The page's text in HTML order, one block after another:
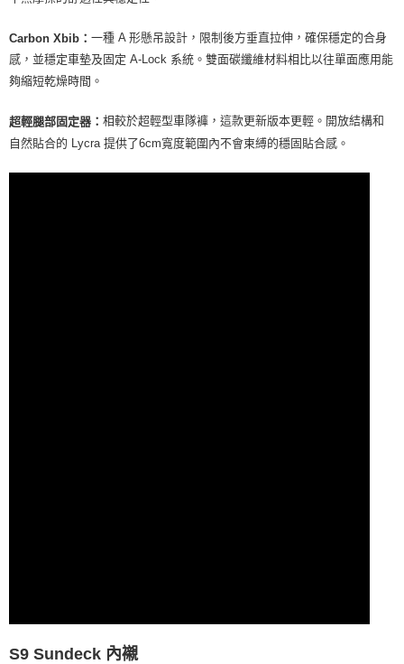
Carbon Xbib： 一種 A 形懸吊設計，限制後方垂直拉伸，確保穩定的合身
感，並穩定車墊及固定 A-Lock 系統。雙面碳纖維材料相比以往單面應用能
夠縮短乾燥時間。
超輕腿部固定器： 相較於超輕型車隊褲，這款更新版本更輕。開放結構和
自然貼合的 Lycra 提供了6cm寬度範圍內不會束縛的穩固貼合感。
S9 Sundeck 內襯